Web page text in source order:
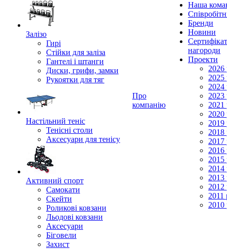
Залізо
Гирі
Стійки для заліза
Гантелі і штанги
Диски, грифи, замки
Рукоятки для тяг
Настільний теніс
Тенісні столи
Аксесуари для тенісу
Активний спорт
Самокати
Скейти
Роликові ковзани
Льодові ковзани
Аксесуари
Біговели
Захист
Про
компанію
Наша
Бренди
Новини
нагороди
Проекти
2026
2025
2024
2023
2021
2020
2019
2018
2017
2016
2015
2014
2013
2012
2011
2010